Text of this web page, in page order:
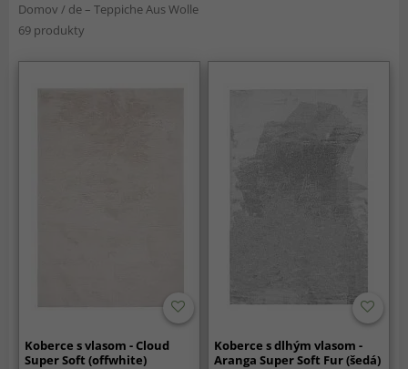
Domov / de – Teppiche Aus Wolle
69 produkty
Koberce s vlasom - Cloud
Super Soft (offwhite)
Koberce s dlhým vlasom -
Aranga Super Soft Fur (šedá)